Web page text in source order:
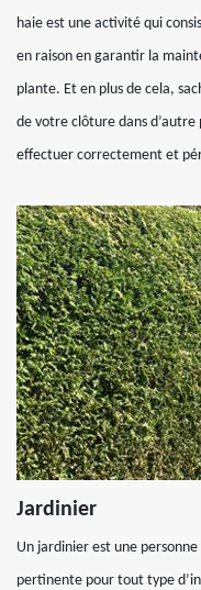
haie est une activité qui
en raison en garantir la
plante. Et en plus de cela,
de votre clôture dans
effectuer correctement et
Jardinier
Un jardinier est une
pertinente pour tout type